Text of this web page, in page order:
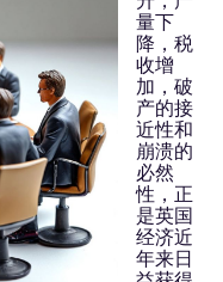
量下
降，税
收增
加，破
产的接
近性和
崩溃的
必然
性，正
是英国
经济近
年来日